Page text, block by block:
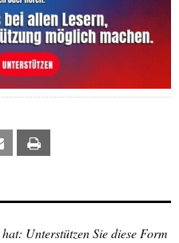
Email
Unterstützen Sie diese Form